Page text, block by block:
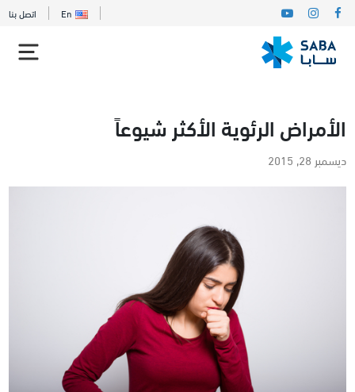
En اتصل بنا
الأمراض الرئوية الأكثر شيوعاً
ديسمبر 28, 2015